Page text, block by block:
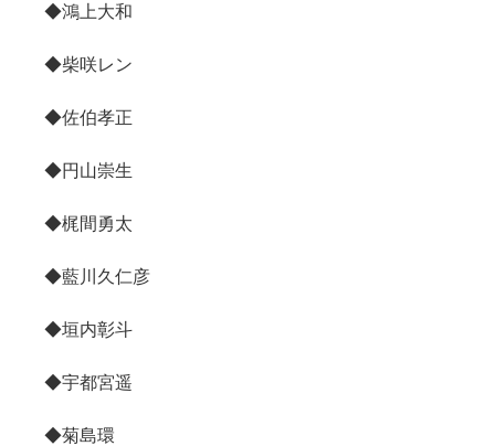
◆鴻上大和
◆柴咲レン
◆佐伯孝正
◆円山崇生
◆梶間勇太
◆藍川久仁彦
◆垣内彰斗
◆宇都宮遥
◆菊島環